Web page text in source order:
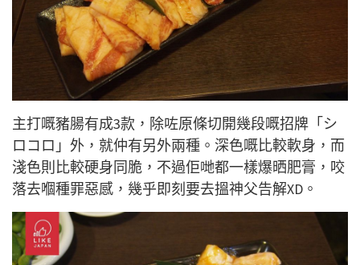
主打嘅豬腸有成3款，除咗原條切開幾段嘅招牌「シ
ロコロ」外，就仲有另外兩種。深色嘅比較軟身，而
淺色則比較硬身同脆，不過佢哋都一樣爆晒肥膏，咬
落去嗰種罪惡感，幾乎即刻要去搵神父告解XD。